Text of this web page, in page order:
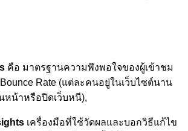
คือ มาตรฐานความพึงพอใจของผู้เข้าชม
Rate (แต่ละคนอยู่ในเว็บไซต์นาน
หน้าหรือปิดเว็บหนี),
เครื่องมือที่ใช้วัดผลและบอกวิธีแก้ไข